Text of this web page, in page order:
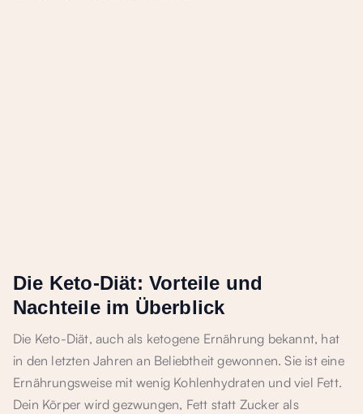
Die Keto-Diät: Vorteile und
Nachteile im Überblick
Die Keto-Diät, auch als ketogene Ernährung bekannt, hat
in den letzten Jahren an Beliebtheit gewonnen. Sie ist eine
Ernährungsweise mit wenig Kohlenhydraten und viel Fett.
Dein Körper wird gezwungen, Fett statt Zucker als